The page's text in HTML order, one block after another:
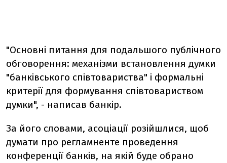
"Основні питання для подальшого публічного
обговорення: механізми встановлення думки
"банківського співтовариства" і формальні
критерії для формування співтовариством
думки", - написав банкір.
За його словами, асоціації розійшлися, щоб
думати про регламненте проведення
конференції банків, на якій буде обрано